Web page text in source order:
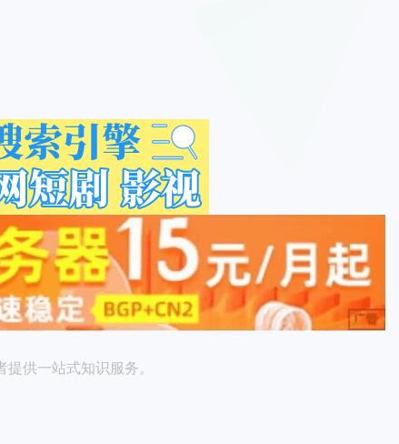
供一站式知识服务。